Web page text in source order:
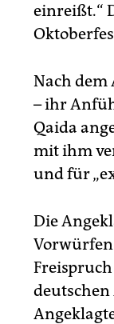
einreißt.“
Nach
– ihr
Qaida
mit ihm
und für
Die
Vorwürfen
deutschen